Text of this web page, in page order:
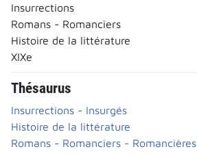
Insurrections
Romans - Romanciers
Histoire de la littérature
XIXe
Thésaurus
Insurrections - Insurgés
Histoire de la littérature
Romans - Romanciers - Romancières